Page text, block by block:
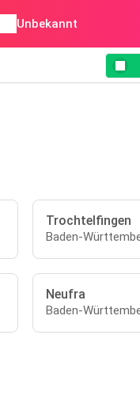
Unbekannt
Trochtelfingen
Baden-
Neufra
Baden-